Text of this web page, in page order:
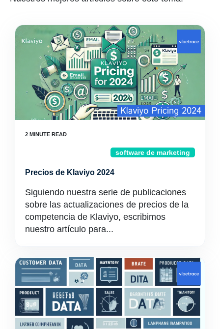
software de marketing
Precios de Klaviyo 2024
Siguiendo nuestra serie de publicaciones
sobre las actualizaciones de precios de la
competencia de Klaviyo, escribimos
nuestro artículo para...